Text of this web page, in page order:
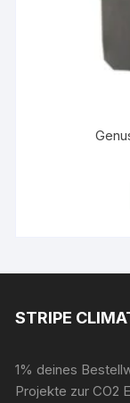
STRIPE
1% deines
Projekte zur CO2